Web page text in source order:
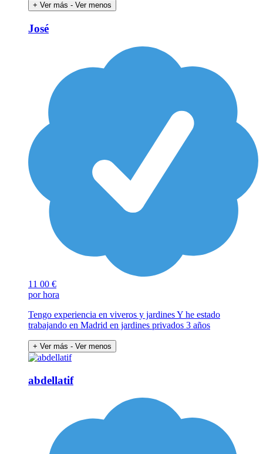
+ Ver más - Ver menos
José
11 00 €
por hora
Tengo experiencia en viveros y jardines Y he estado
trabajando en Madrid en jardines privados 3 años
+ Ver más - Ver menos
abdellatif